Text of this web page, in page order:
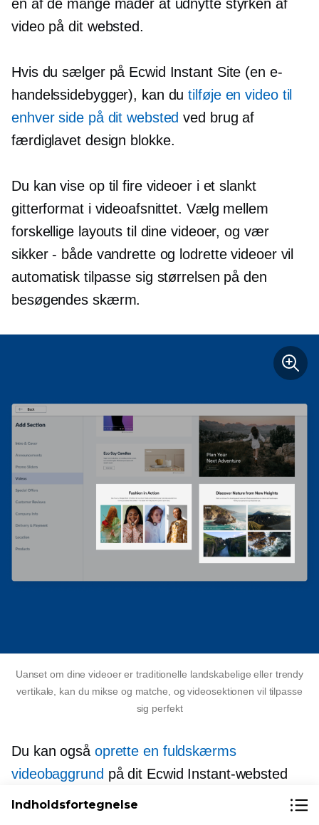
en af ​​de mange måder at udnytte styrken af ​​
video på dit websted.
Hvis du sælger på Ecwid Instant Site (en e-
handelssidebygger), kan dutilføje en video til
enhver side på dit websted ved brug af
færdiglavetdesign blokke.
Du kan vise op til fire videoer i et slankt
gitterformat i videoafsnittet. Vælg mellem
forskellige layouts til dine videoer, og vær
sikker - både vandrette og lodrette videoer vil
automatisk tilpasse sig størrelsen på den
besøgendes skærm.
Uanset om dine videoer er traditionelle landskabelige eller trendy
vertikale, kan du mikse og matche, og videosektionen vil tilpasse
sig perfekt
Du kan også oprette en fuldskærms
videobaggrund på dit Ecwid Instant-websted
for en visuelt fordybende oplevelse. Tilføj nemt
Indholdsfortegnelse